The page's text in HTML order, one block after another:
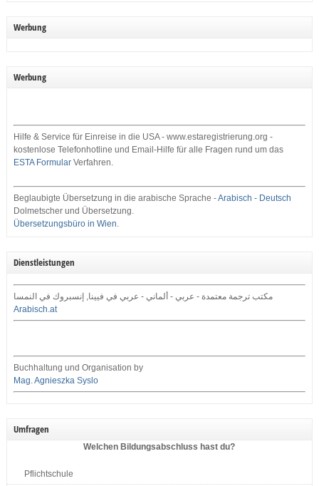
Werbung
Werbung
Hilfe & Service für Einreise in die USA - www.estaregistrierung.org -
kostenlose Telefonhotline und Email-Hilfe für alle Fragen rund um das
ESTA FormularVerfahren.
Beglaubigte Übersetzung in die arabische Sprache -Arabisch - Deutsch
Dolmetscher und Übersetzung.
Übersetzungsbüro in Wien.
Dienstleistungen
مكتب ترجمة معتمدة - عربي - ألماني - عربي في فيينا, إنسبروك في النمسا
Arabisch.at
Buchhaltung und Organisation by
Mag. Agnieszka Syslo
Umfragen
Welchen Bildungsabschluss hast du?
Pflichtschule